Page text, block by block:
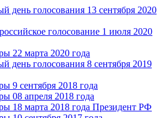
день голосования 13 сентября 2020
голосование 1 июля 2020
22 марта 2020 года
день голосования 8 сентября 2019
9 сентября 2018 года
08 апреля 2018 года
18 марта 2018 года Президент РФ